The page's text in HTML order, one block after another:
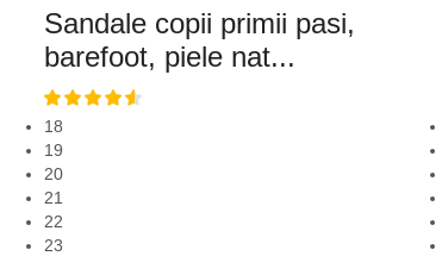
Sandale copii primii pasi,
barefoot, piele nat...
18
19
20
21
22
23